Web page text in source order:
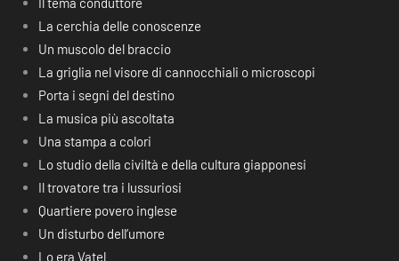
La cerchia delle conoscenze
Un muscolo del braccio
La griglia nel visore di cannocchiali o microscopi
Porta i segni del destino
La musica più ascoltata
Una stampa a colori
Lo studio della civiltà e della cultura giapponesi
Il trovatore tra i lussuriosi
Quartiere povero inglese
Un disturbo dell’umore
Lo era Vatel